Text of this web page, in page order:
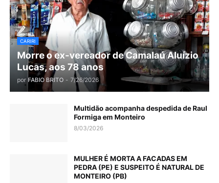
CARIRI
Morre o ex-vereador de Camalaú Aluízio
Lucas, aos 78 anos
por FABIO BRITO - 7/26/2026
Multidão acompanha despedida de Raul
Formiga em Monteiro
8/03/2026
MULHER É MORTA A FACADAS EM
PEDRA (PE) E SUSPEITO É NATURAL DE
MONTEIRO (PB)